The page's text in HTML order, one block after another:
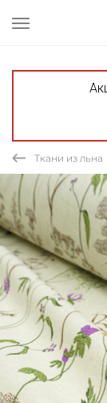
Ткани из льна